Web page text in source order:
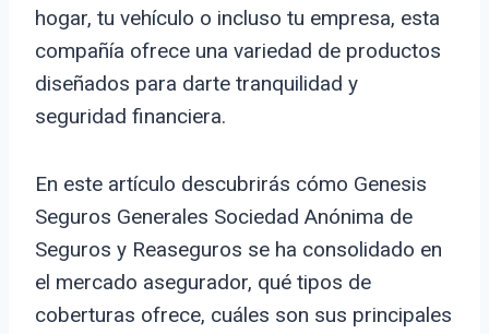
hogar, tu vehículo o incluso tu empresa, esta
compañía ofrece una variedad de productos
diseñados para darte tranquilidad y
seguridad financiera.
En este artículo descubrirás cómo Genesis
Seguros Generales Sociedad Anónima de
Seguros y Reaseguros se ha consolidado en
el mercado asegurador, qué tipos de
coberturas ofrece, cuáles son sus principales